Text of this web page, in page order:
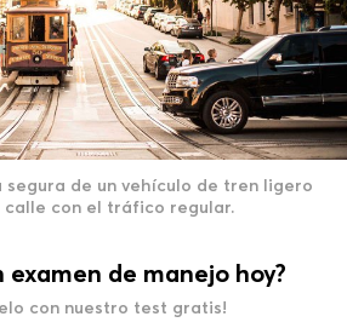
segura de un vehículo de tren ligero
calle con el tráfico regular.
examen de manejo hoy?
con nuestro test gratis!